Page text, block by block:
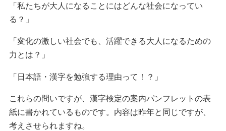
「私たちが大人になることにはどんな社会になってい
る？」
「変化の激しい社会でも、活躍できる大人になるための
力とは？」
「日本語・漢字を勉強する理由って！？」
これらの問いですが、漢字検定の案内パンフレットの表
紙に書かれているものです。内容は昨年と同じですが、
考えさせられますね。